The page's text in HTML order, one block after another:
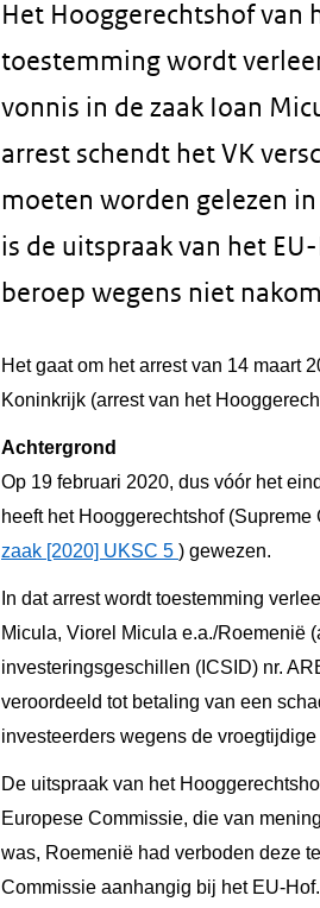
Het Hooggerechtshof van
toestemming wordt
vonnis in de zaak Ioan
arrest schendt het VK
moeten worden gelezen
is de uitspraak van het
beroep wegens niet
Het gaat om het arrest van 14 maart
Koninkrijk (arrest van het
Achtergrond
Op 19 februari 2020, dus vóór het
heeft het Hooggerechtshof
zaak [2020] UKSC 5 ) gewezen.
In dat arrest wordt toestemming
Micula, Viorel Micula e.a./Roemenië
investeringsgeschillen (ICSID) nr.
veroordeeld tot betaling van een
investeerders wegens de
De uitspraak van het
Europese Commissie, die van
was, Roemenië had verboden deze
Commissie aanhangig bij het EU-